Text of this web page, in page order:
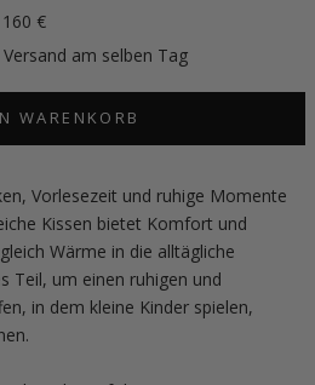
€
am selben Tag
WARENKORB
Vorlesezeit und ruhige Momente
Kissen bietet Komfort und
Wärme in die alltägliche
Teil, um einen ruhigen und
in dem kleine Kinder spielen,